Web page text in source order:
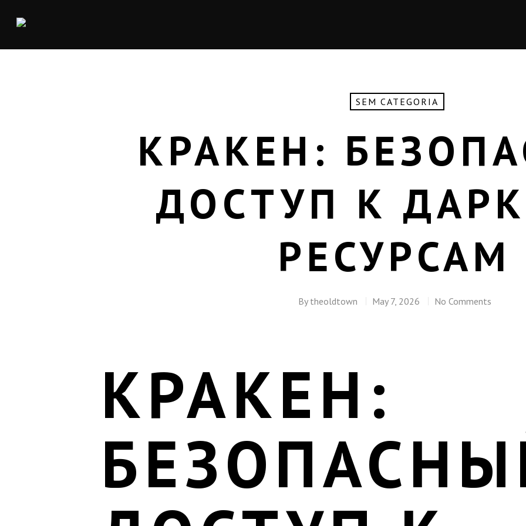
SEM CATEGORIA
КРАКЕН:
ДОСТУП К
РЕСУРСАМ
By theoldtown May 7, 2026 No Comments
КРАКЕН: